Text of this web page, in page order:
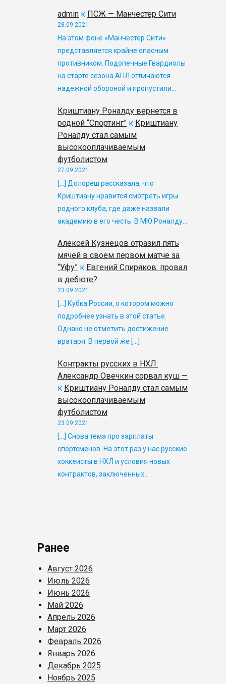
admin к ПСЖ — Манчестер Сити
28.09.2021
На этом фоне «Манчестер Сити»
представляется крайне опасным
противником. Подопечные Гвардиолы
на старте сезона АПЛ отличаются
надежной обороной и пропустили…
Криштиану Роналду вернется в
родной “Спортинг” к Криштиану
Роналду стал самым
высокооплачиваемым
футболистом
27.09.2021
[…] Долореш рассказала, что
Криштиану нравится смотреть игры
родного клуба, где даже назвали
академию в его честь. В МЮ Роналду…
Алексей Кузнецов отразил пять
мячей в своем первом матче за
“Уфу” к Евгений Спиряков: провал
в дебюте?
23.09.2021
[…] Кубка России, о котором можно
подробнее узнать в этой статье.
Однако не отметить достижение
вратаря. В первой же […]
Контракты русских в НХЛ:
Александр Овечкин сорвал куш —
к Криштиану Роналду стал самым
высокооплачиваемым
футболистом
23.09.2021
[…] Снова тема про зарплаты
спортсменов. На этот раз у нас русские
хоккеисты в НХЛ и условия новых
контрактов, заключенных…
Ранее
Август 2026
Июль 2026
Июнь 2026
Май 2026
Апрель 2026
Март 2026
Февраль 2026
Январь 2026
Декабрь 2025
Ноябрь 2025